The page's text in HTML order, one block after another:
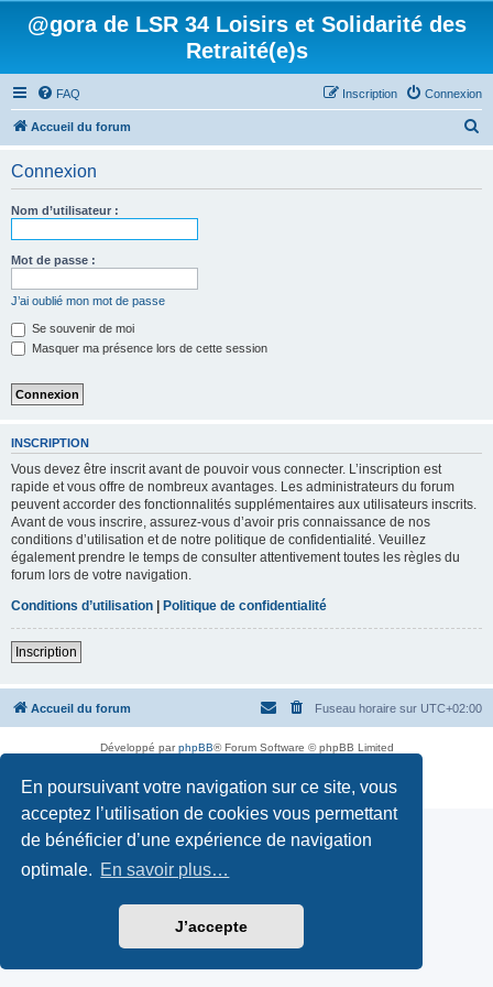
En poursuivant votre navigation sur ce site, vous
acceptez l’utilisation de cookies vous permettant
de bénéficier d’une expérience de navigation
optimale. En savoir plus…
J’accepte
@gora de LSR 34 Loisirs et Solidarité des
Retraité(e)s
FAQ Connexion
Inscription
Accueil du forum
Connexion
Nom d’utilisateur :
Mot de passe :
J’ai oublié mon mot de passe
Se souvenir de moi
Masquer ma présence lors de cette session
INSCRIPTION
Vous devez être inscrit avant de pouvoir vous connecter. L’inscription est
rapide et vous offre de nombreux avantages. Les administrateurs du forum
peuvent accorder des fonctionnalités supplémentaires aux utilisateurs inscrits.
Avant de vous inscrire, assurez-vous d’avoir pris connaissance de nos
conditions d’utilisation et de notre politique de confidentialité. Veuillez
également prendre le temps de consulter attentivement toutes les règles du
forum lors de votre navigation.
Conditions d’utilisation | Politique de confidentialité
Inscription
Accueil du forum Fuseau horaire sur UTC+02:00
Développé parphpBB® Forum Software © phpBB Limited
Confidentialité|Conditions